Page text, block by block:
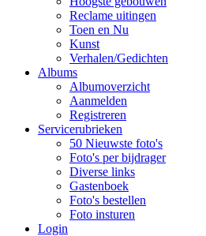
Reclame uitingen
Toen en Nu
Kunst
Verhalen/Gedichten
Albums
Albumoverzicht
Aanmelden
Registreren
Servicerubrieken
50 Nieuwste foto's
Foto's per bijdrager
Diverse links
Gastenboek
Foto's bestellen
Foto insturen
Login